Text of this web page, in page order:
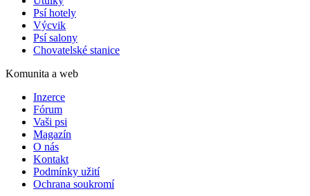
Psí hotely
Výcvik
Psí salony
Chovatelské stanice
Komunita a web
Inzerce
Fórum
Vaši psi
Magazín
O nás
Kontakt
Podmínky užití
Ochrana soukromí